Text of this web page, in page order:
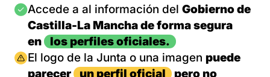
Imagen
Accede a al información del Gobierno de
Castilla-La Mancha de forma segura
en
los perfiles oficiales.
Imagen
El logo de la Junta o una imagen puede
parecer
un perfil oficial
pero no